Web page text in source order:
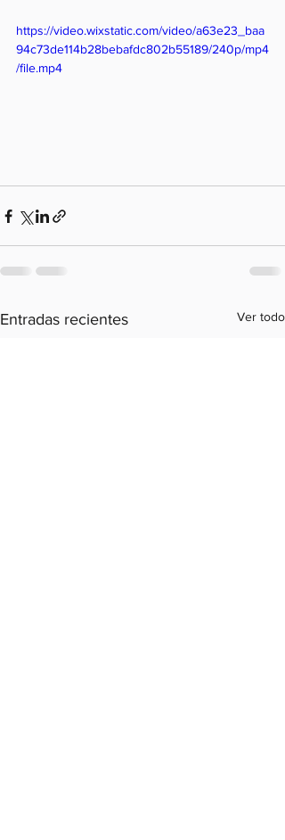
https://video.wixstatic.com/video/a63e23_baa
94c73de114b28bebafdc802b55189/240p/mp4
/file.mp4
Entradas recientes Ver todo